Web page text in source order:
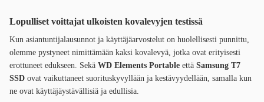
Lopulliset voittajat ulkoisten kovalevyjen testissä
Kun asiantuntijalausunnot ja käyttäjäarvostelut on huolellisesti punnittu,
olemme pystyneet nimittämään kaksi kovalevyä, jotka ovat erityisesti
erottuneet edukseen. Sekä WD Elements Portable että Samsung T7
SSD ovat vaikuttaneet suorituskyvyllään ja kestävyydellään, samalla kun
ne ovat käyttäjäystävällisiä ja edullisia.